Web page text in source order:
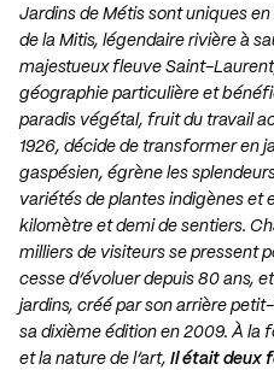
Jardins de Métis sont uniques
de la Mitis, légendaire rivière à
majestueux fleuve Saint-
géographie particulière et
paradis végétal, fruit du travail
1926, décide de transformer en
gaspésien, égrène les
variétés de plantes indigènes et
kilomètre et demi de sentiers.
milliers de visiteurs se pressent
cesse d’évoluer depuis 80 ans,
jardins, créé par son arrière
sa dixième édition en 2009. À la
et la nature de l’art, Il était deux